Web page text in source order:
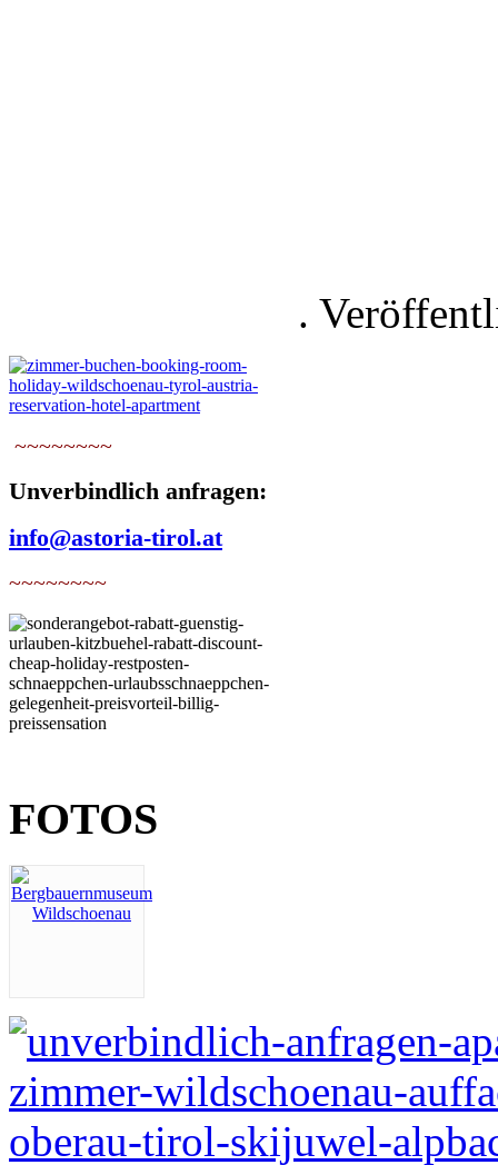
.
~~~~~~~~
Unverbindlich anfragen:
info@astoria-tirol.at
~~~~~~~~
FOTOS